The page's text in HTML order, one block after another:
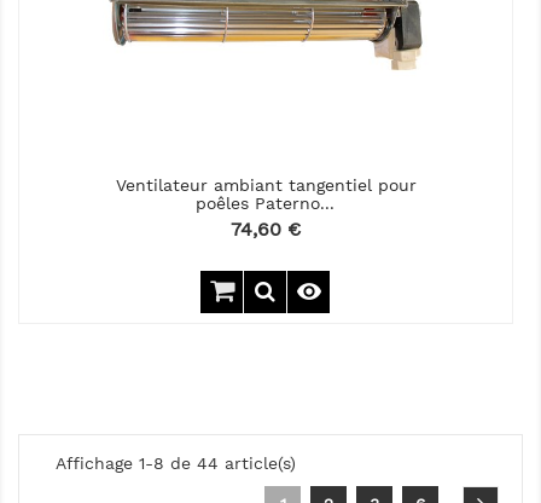
Ventilateur ambiant tangentiel pour
poêles Paterno...
Prix
74,60 €

Affichage 1-8 de 44 article(s)